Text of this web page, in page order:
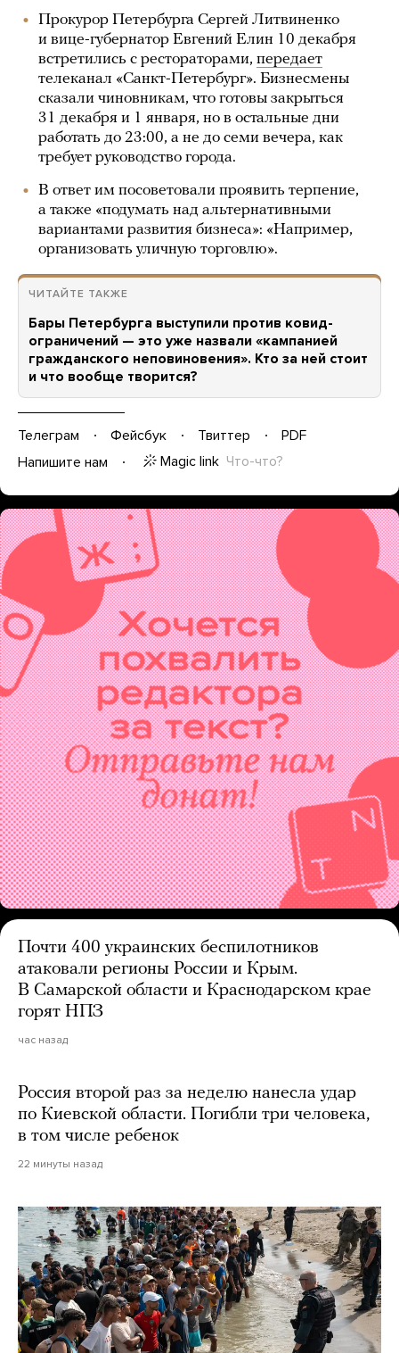
Прокурор Петербурга Сергей Литвиненко
и вице-губернатор Евгений Елин 10 декабря
встретились с рестораторами, передает
телеканал «Санкт-Петербург». Бизнесмены
сказали чиновникам, что готовы закрыться
31 декабря и 1 января, но в остальные дни
работать до 23:00, а не до семи вечера, как
требует руководство города.
В ответ им посоветовали проявить терпение,
а также «подумать над альтернативными
вариантами развития бизнеса»: «Например,
организовать уличную торговлю».
ЧИТАЙТЕ ТАКЖЕ
Бары Петербурга выступили против ковид-
ограничений — это уже назвали «кампанией
гражданского неповиновения». Кто за ней стоит
и что вообще творится?
Телеграм Фейсбук Твиттер
PDF
Напишите нам
Magic link Что-что?
Почти 400 украинских беспилотников
атаковали регионы России и Крым.
В Самарской области и Краснодарском крае
горят НПЗ
час назад
Россия второй раз за неделю нанесла удар
по Киевской области. Погибли три человека,
в том числе ребенок
22 минуты назад